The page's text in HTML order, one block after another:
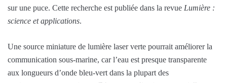
sur une puce. Cette recherche est publiée dans la revue Lumière :
science et applications.
Une source miniature de lumière laser verte pourrait améliorer la
communication sous-marine, car l’eau est presque transparente
aux longueurs d’onde bleu-vert dans la plupart des